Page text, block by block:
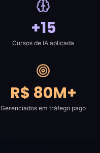
+15
Cursos de IA aplicada
R$ 80M+
Gerenciados em tráfego pago